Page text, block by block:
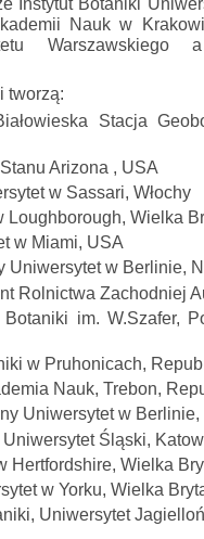
Nauk w
Warszawskiego
tworzą:
Stacja
Arizona , USA
w Sassari, Włochy
Loughborough, Wielka
w Miami, USA
Uniwersytet w Berlinie,
Rolnictwa Zachodniej
im. W.Szafer,
w Pruhonicach,
Nauk, Trebon,
Uniwersytet w
Śląski,
Hertfordshire, Wielka
w Yorku, Wielka
Uniwersytet